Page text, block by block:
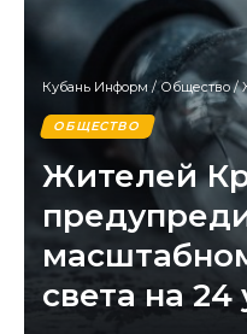
Кубань Информ /Общество/
ОБЩЕСТВО
Жителей
света на 24